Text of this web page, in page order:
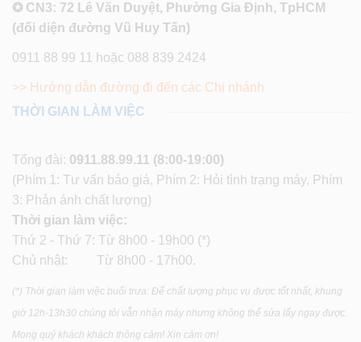
✪ CN3: 72 Lê Văn Duyệt, Phường Gia Định, TpHCM
(đối diện đường Vũ Huy Tấn)
0911 88 99 11 hoặc 088 839 2424
>> Hướng dẫn đường đi đến các Chi nhánh
THỜI GIAN LÀM VIỆC
Tổng đài: 0911.88.99.11 (8:00-19:00)
(Phím 1: Tư vấn báo giá, Phím 2: Hỏi tình trạng máy, Phím
3: Phản ánh chất lượng)
Thời gian làm việc:
Thứ 2 - Thứ 7: Từ 8h00 - 19h00 (*)
Chủ nhật: Từ 8h00 - 17h00.
(*) Thời gian làm việc buổi trưa: Để chất lượng phục vụ được tốt nhất, khung
giờ 12h-13h30 chúng tôi vẫn nhận máy nhưng không thể sửa lấy ngay được.
Mong quý khách khách thông cảm! Xin cảm ơn!